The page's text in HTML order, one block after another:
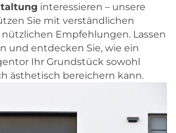
interessieren – unsere
Sie mit verständlichen
Empfehlungen. Lassen
und entdecken Sie, wie ein
Ihr Grundstück sowohl
ästhetisch bereichern kann.